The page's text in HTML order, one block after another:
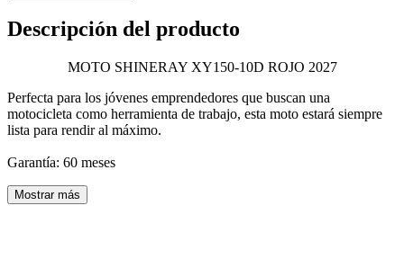
Medidas
Alto: 112 cm Ancho: 71.5 cm Profundidad:
XY150-10D
Potencia
8.3/8500
Rueda Delantera
90-90-18
Sistema de
Sistema de
Descripción del producto
MOTO SHINERAY XY150-10D ROJO 2027
Perfecta para los jóvenes emprendedores que buscan una
motocicleta como herramienta de trabajo, esta moto estará siempre
lista para rendir al máximo.
Garantía: 60 meses
Mostrar más